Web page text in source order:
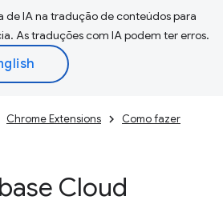
de IA na tradução de conteúdos para
As traduções com IA podem ter erros.
Chrome Extensions Como fazer
Cloud